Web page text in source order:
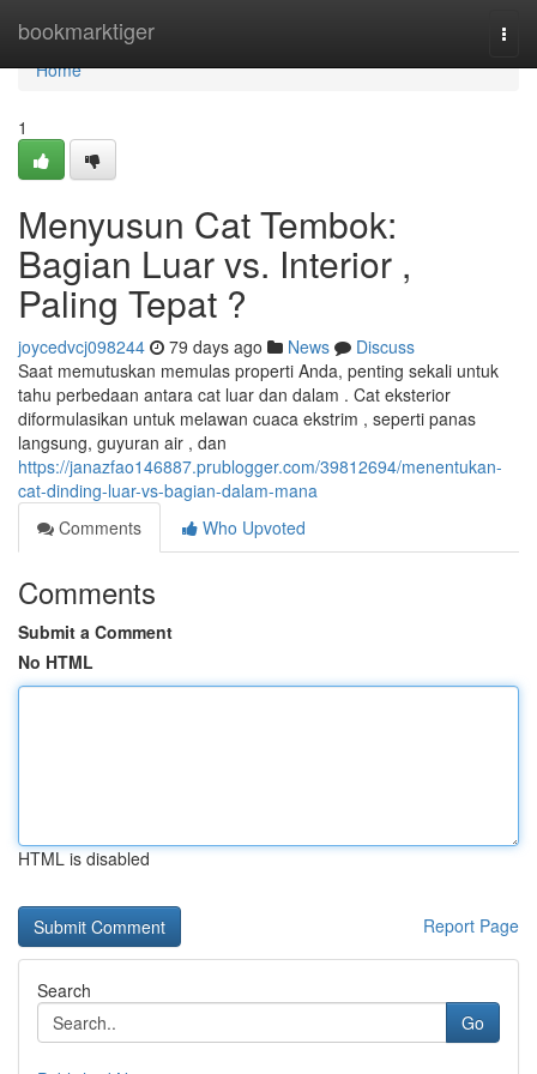
bookmarktiger
Home
Home
1
Menyusun Cat Tembok:
Bagian Luar vs. Interior ,
Paling Tepat ?
joycedvcj098244 79 days ago News
Discuss
Saat memutuskan memulas properti Anda, penting sekali untuk
tahu perbedaan antara cat luar dan dalam . Cat eksterior
diformulasikan untuk melawan cuaca ekstrim , seperti panas
langsung, guyuran air , dan
https://janazfao146887.prublogger.com/39812694/menentukan-
cat-dinding-luar-vs-bagian-dalam-mana
Comments
Who Upvoted
Comments
Submit a Comment
No HTML
HTML is disabled
Report Page
Search
Go